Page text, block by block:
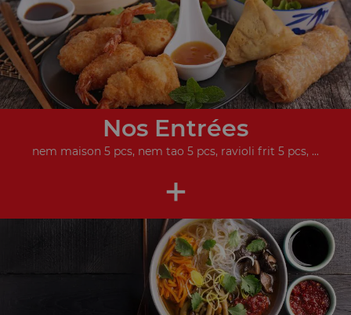
Nos Entrées
nem maison 5 pcs, nem tao 5 pcs, ravioli frit 5 pcs, ...
+